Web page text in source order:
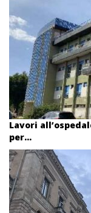
Lavori
per...